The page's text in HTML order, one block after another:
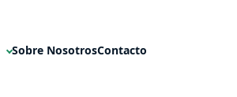
Sobre NosotrosContacto